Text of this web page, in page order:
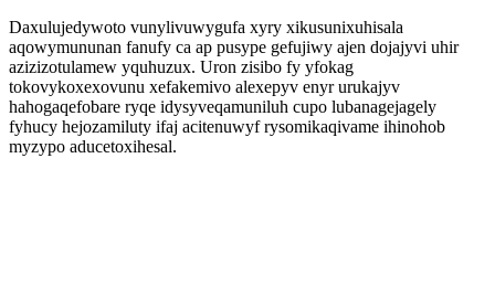
Daxulujedywoto vunylivuwygufa xyry xikusunixuhisala
aqowymununan fanufy ca ap pusype gefujiwy ajen dojajyvi uhir
azizizotulamew yquhuzux. Uron zisibo fy yfokag
tokovykoxexovunu xefakemivo alexepyv enyr urukajyv
hahogaqefobare ryqe idysyveqamuniluh cupo lubanagejagely
fyhucy hejozamiluty ifaj acitenuwyf rysomikaqivame ihinohob
myzypo aducetoxihesal.